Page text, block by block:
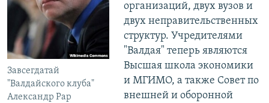
Завсегдатай
"Валдайского клуба"
Александр Рар
организаций, двух вузов и
двух неправительственных
структур. Учредителями
"Валдая" теперь являются
Высшая школа экономики
и МГИМО, а также Совет по
внешней и оборонной